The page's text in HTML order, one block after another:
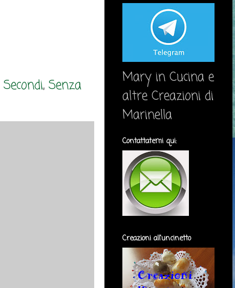
Secondi, Senza
Mary in Cucina e
altre Creazioni di
Marinella
Contattatemi qui:
Creazioni all'uncinetto